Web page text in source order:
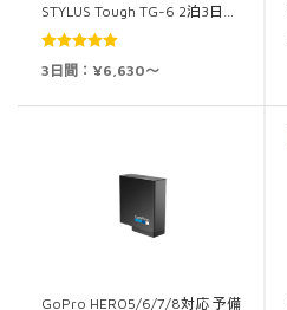
STYLUS Tough TG-6 2泊3日…
5段階中
3日間：¥6,630～
GoPro HERO5/6/7/8対応 予備